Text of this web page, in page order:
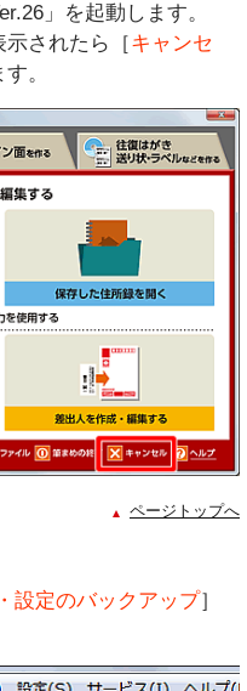
」を起動します。
されたら［キャンセ
。
ページトップへ
設定のバックアップ］